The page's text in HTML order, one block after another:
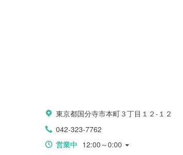
東京都国分寺市本町３丁目１２-１２
042-323-7762
営業中 12:00～0:00